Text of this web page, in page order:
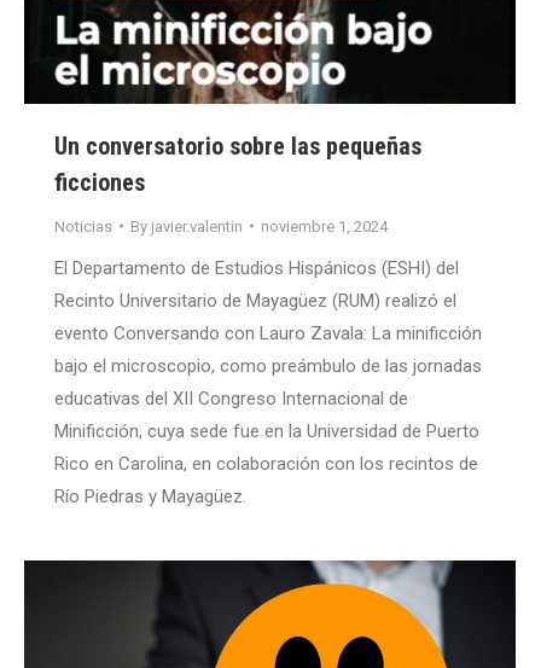
Un conversatorio sobre las pequeñas
ficciones
Noticias By javier.valentin noviembre 1, 2024
El Departamento de Estudios Hispánicos (ESHI) del
Recinto Universitario de Mayagüez (RUM) realizó el
evento Conversando con Lauro Zavala: La minificción
bajo el microscopio, como preámbulo de las jornadas
educativas del XII Congreso Internacional de
Minificción, cuya sede fue en la Universidad de Puerto
Rico en Carolina, en colaboración con los recintos de
Río Piedras y Mayagüez.